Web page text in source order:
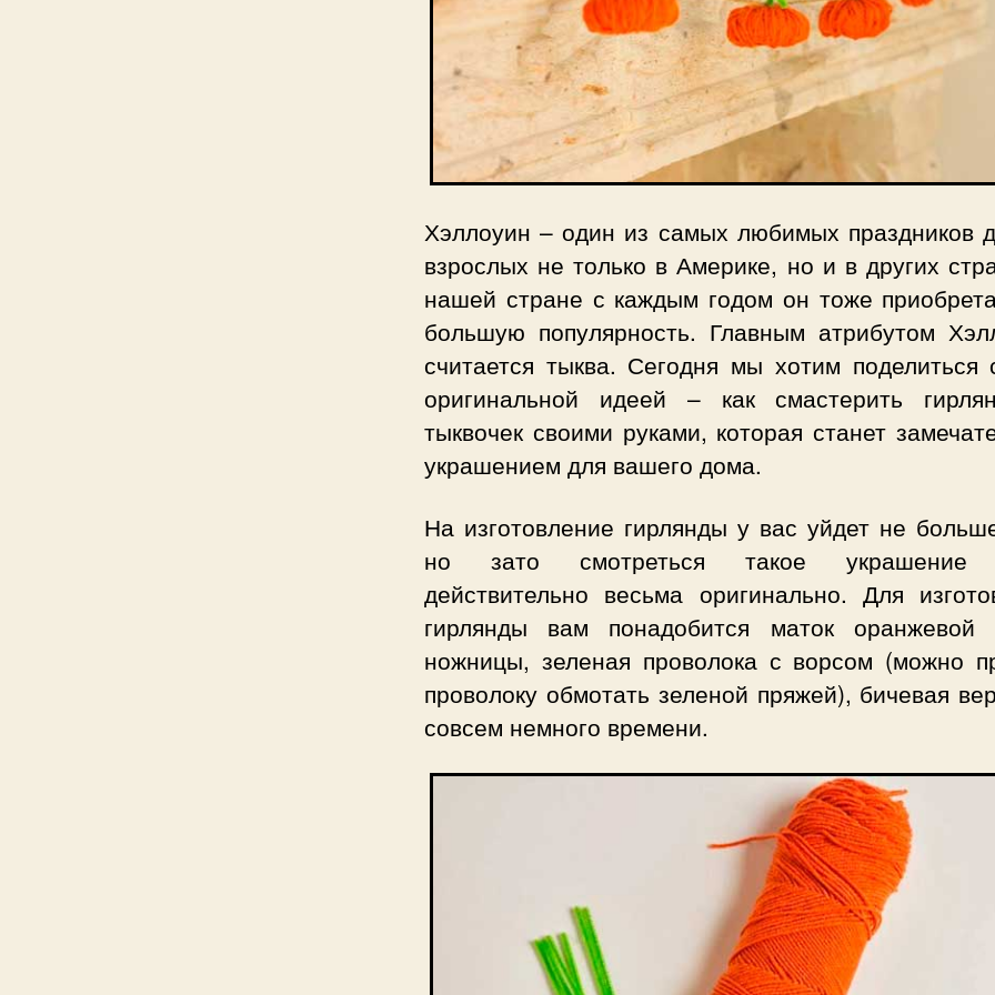
Хэллоуин – один из самых любимых праздников
взрослых не только в Америке, но и в других
нашей стране с каждым годом он тоже
большую популярность. Главным атрибутом
считается тыква. Сегодня мы хотим поделиться
оригинальной идеей – как смастерить
тыквочек своими руками, которая станет
украшением для вашего дома.
На изготовление гирлянды у вас уйдет не
но зато смотреться такое украшение
действительно весьма оригинально. Для
гирлянды вам понадобится маток оранжевой
ножницы, зеленая проволока с ворсом (можно
проволоку обмотать зеленой пряжей), бичевая
совсем немного времени.